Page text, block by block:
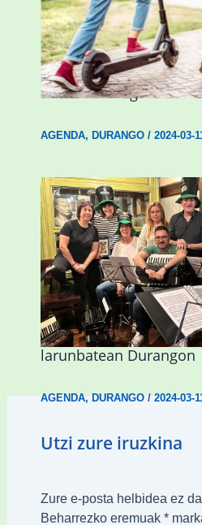
Ostegun honetan
Nagusientzako Bide
hitzaldia izango da
AGENDA, DURANGO/ 2024-03-
Herri Maite akordeoi
Irlandako patroia
larunbatean Durangon
AGENDA,DURANGO/2024-03-
Utzi zure iruzkina
Zure e-posta helbidea ez
Beharrezko eremuak *